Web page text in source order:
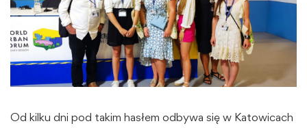
Od kilku dni pod takim hasłem odbywa się w Katowicach